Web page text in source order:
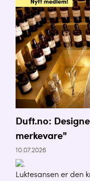
Duft.no:
merkevare"
10.07.2026
Luktesansen er den